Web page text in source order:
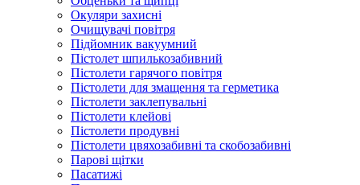
Окуляри захисні
Очищувачі повітря
Підйомник вакуумний
Пістолет шпилькозабивний
Пістолети гарячого повітря
Пістолети для змащення та герметика
Пістолети заклепувальні
Пістолети клейові
Пістолети продувні
Пістолети цвяхозабивні та скобозабивні
Парові щітки
Пасатижі